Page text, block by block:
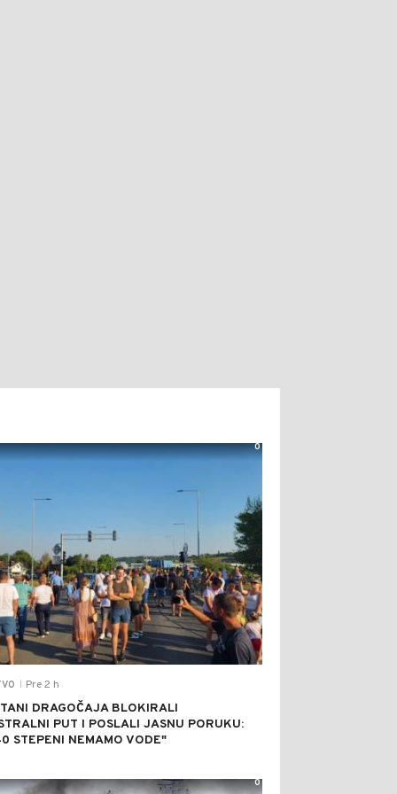
Pre 2 h
DRAGOČAJA BLOKIRALI
PUT I POSLALI JASNU PORUKU:
STEPENI NEMAMO VODE"
0
0